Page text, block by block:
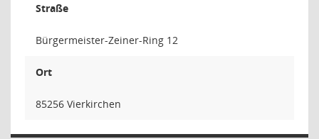
Straße
Bürgermeister-Zeiner-Ring 12
Ort
85256 Vierkirchen